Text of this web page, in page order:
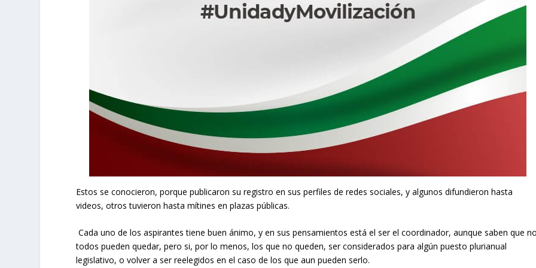
Estos se conocieron, porque publicaron su registro en sus perfiles de redes sociales, y algunos difundieron hasta
videos, otros tuvieron hasta mítines en plazas públicas.
Cada uno de los aspirantes tiene buen ánimo, y en sus pensamientos está el ser el coordinador, aunque saben que
todos pueden quedar, pero si, por lo menos, los que no queden, ser considerados para algún puesto plurianual
legislativo, o volver a ser reelegidos en el caso de los que aun pueden serlo.